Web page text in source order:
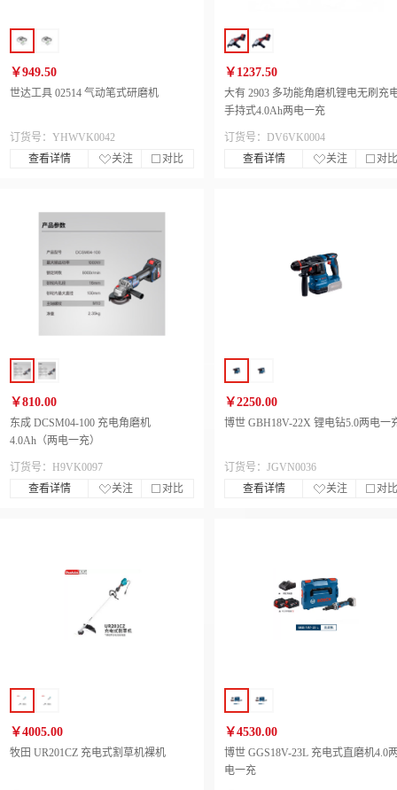
￥949.50
世达工具 02514 气动笔式研磨机
订货号：YHWVK0042
查看详情
关注 对比
￥1237.50
大有 2903 多功能角磨机锂电无刷充
手持式4.0Ah两电一充
订货号：DV6VK0004
查看详情
关注 对比
￥810.00
东成 DCSM04-100 充电角磨机
4.0Ah（两电一充）
订货号：H9VK0097
查看详情
关注 对比
￥2250.00
博世 GBH18V-22X 锂电钻5.0两电一
订货号：JGVN0036
查看详情
关注 对比
￥4005.00
牧田 UR201CZ 充电式割草机裸机
￥4530.00
博世 GGS18V-23L 充电式直磨机4.0
电一充